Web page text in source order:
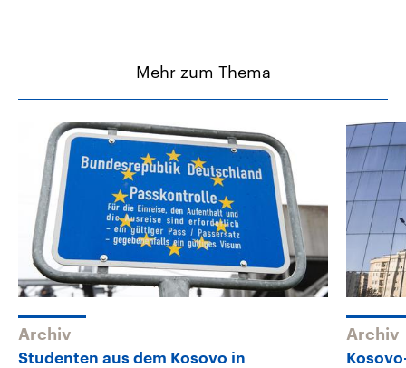
Mehr zum Thema
Archiv
Studenten aus dem Kosovo in
Archiv